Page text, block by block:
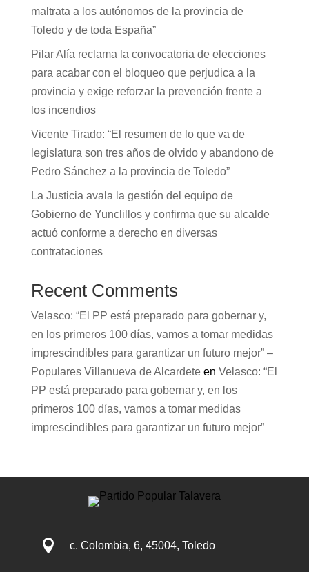
maltrata a los autónomos de la provincia de
Toledo y de toda España”
Pilar Alía reclama la convocatoria de elecciones
para acabar con el bloqueo que perjudica a la
provincia y exige reforzar la prevención frente a
los incendios
Vicente Tirado: “El resumen de lo que va de
legislatura son tres años de olvido y abandono de
Pedro Sánchez a la provincia de Toledo”
La Justicia avala la gestión del equipo de
Gobierno de Yunclillos y confirma que su alcalde
actuó conforme a derecho en diversas
contrataciones
Recent Comments
Velasco: “El PP está preparado para gobernar y,
en los primeros 100 días, vamos a tomar medidas
imprescindibles para garantizar un futuro mejor” –
Populares Villanueva de Alcardeteen Velasco: “El
PP está preparado para gobernar y, en los
primeros 100 días, vamos a tomar medidas
imprescindibles para garantizar un futuro mejor”
 c. Colombia, 6, 45004, Toledo